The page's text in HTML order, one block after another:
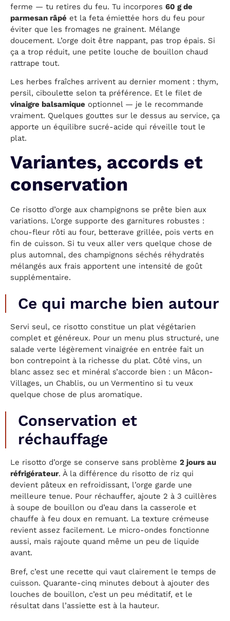
ferme — tu retires du feu. Tu incorpores 60 g de
parmesan râpé et la feta émiettée hors du feu pour
éviter que les fromages ne grainent. Mélange
doucement. L’orge doit être nappant, pas trop épais. Si
ça a trop réduit, une petite louche de bouillon chaud
rattrape tout.
Les herbes fraîches arrivent au dernier moment : thym,
persil, ciboulette selon ta préférence. Et le filet de
vinaigre balsamique optionnel — je le recommande
vraiment. Quelques gouttes sur le dessus au service, ça
apporte un équilibre sucré-acide qui réveille tout le
plat.
Variantes, accords et
conservation
Ce risotto d’orge aux champignons se prête bien aux
variations. L’orge supporte des garnitures robustes :
chou-fleur rôti au four, betterave grillée, pois verts en
fin de cuisson. Si tu veux aller vers quelque chose de
plus automnal, des champignons séchés réhydratés
mélangés aux frais apportent une intensité de goût
supplémentaire.
Ce qui marche bien autour
Servi seul, ce risotto constitue un plat végétarien
complet et généreux. Pour un menu plus structuré, une
salade verte légèrement vinaigrée en entrée fait un
bon contrepoint à la richesse du plat. Côté vins, un
blanc assez sec et minéral s’accorde bien : un Mâcon-
Villages, un Chablis, ou un Vermentino si tu veux
quelque chose de plus aromatique.
Conservation et
réchauffage
Le risotto d’orge se conserve sans problème 2 jours au
réfrigérateur. À la différence du risotto de riz qui
devient pâteux en refroidissant, l’orge garde une
meilleure tenue. Pour réchauffer, ajoute 2 à 3 cuillères
à soupe de bouillon ou d’eau dans la casserole et
chauffe à feu doux en remuant. La texture crémeuse
revient assez facilement. Le micro-ondes fonctionne
aussi, mais rajoute quand même un peu de liquide
avant.
Bref, c’est une recette qui vaut clairement le temps de
cuisson. Quarante-cinq minutes debout à ajouter des
louches de bouillon, c’est un peu méditatif, et le
résultat dans l’assiette est à la hauteur.